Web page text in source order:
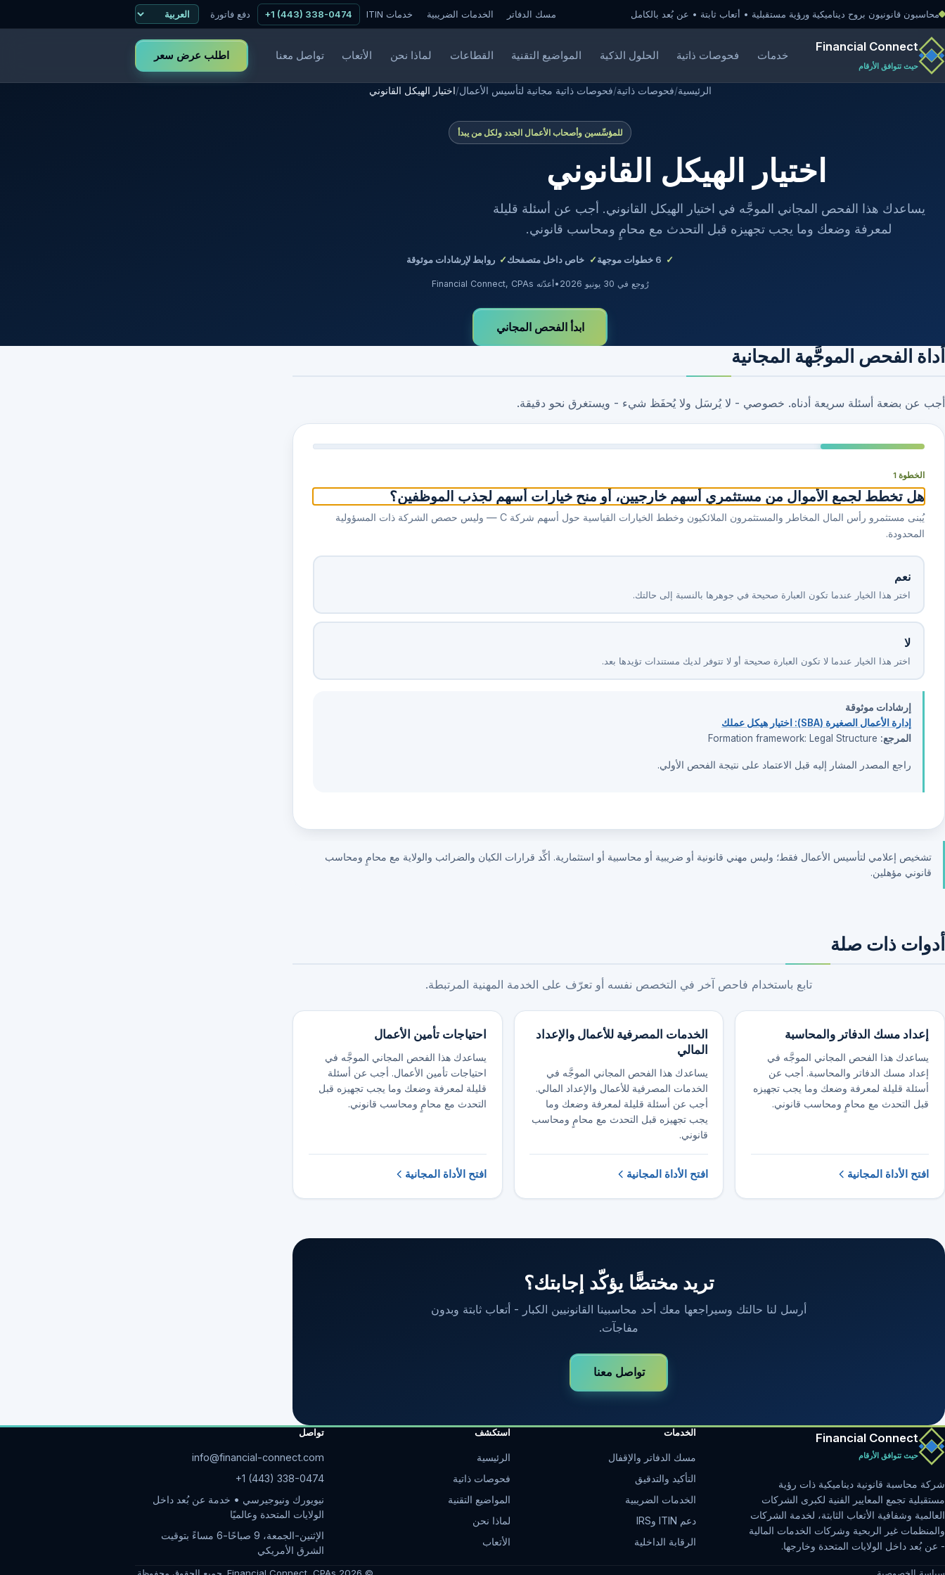
محاسبون قانونيون بروح ديناميكية ورؤية مستقبلية • أتعاب ثابتة • عن بُعد بالكامل مسك الدفاتر الخدمات الضريبية خدمات ITIN +1 (443) 338-0474 دفع فاتورة
Financial Connect
حيث تتوافق الأرقام
خدمات فحوصات ذاتية الحلول الذكية المواضيع التقنية القطاعات لماذا نحن الأتعاب تواصل معنا اطلب عرض سعر
الرئيسية/فحوصات ذاتية/فحوصات ذاتية مجانية لتأسيس الأعمال/اختيار الهيكل القانوني
للمؤسِّسين وأصحاب الأعمال الجدد ولكل من يبدأ
اختيار الهيكل القانوني
يساعدك هذا الفحص المجاني الموجَّه في اختيار الهيكل القانوني. أجب عن أسئلة قليلة
لمعرفة وضعك وما يجب تجهيزه قبل التحدث مع محامٍ ومحاسب قانوني.
6 خطوات موجهة خاص داخل متصفحك روابط لإرشادات موثوقة
رُوجع في 30 يونيو 2026 •أعدّته Financial Connect, CPAs
ابدأ الفحص المجاني
أداة الفحص الموجَّهة المجانية
أجب عن بضعة أسئلة سريعة أدناه. خصوصي - لا يُرسَل ولا يُحفَظ شيء - ويستغرق نحو دقيقة.
الخطوة 1
هل تخطط لجمع الأموال من مستثمري أسهم خارجيين، أو منح خيارات أسهم لجذب الموظفين؟
يُبنى مستثمرو رأس المال المخاطر والمستثمرون الملائكيون وخطط الخيارات القياسية حول أسهم شركة C — وليس حصص الشركة ذات المسؤولية
المحدودة.
نعم
اختر هذا الخيار عندما تكون العبارة صحيحة في جوهرها بالنسبة إلى حالتك.
لا
اختر هذا الخيار عندما لا تكون العبارة صحيحة أو لا تتوفر لديك مستندات تؤيدها بعد.
إرشادات موثوقة
إدارة الأعمال الصغيرة (SBA): اختيار هيكل عملك
المرجع:
راجع المصدر المشار إليه قبل الاعتماد على نتيجة الفحص الأولي.
تشخيص إعلامي لتأسيس الأعمال فقط؛ وليس مهني قانونية أو ضريبية أو محاسبية أو استثمارية. أكِّد قرارات الكيان والضرائب والولاية مع محامٍ ومحاسب
قانوني مؤهلين.
أدوات ذات صلة
تابع باستخدام فاحص آخر في التخصص نفسه أو تعرّف على الخدمة المهنية المرتبطة.
إعداد مسك الدفاتر والمحاسبة
يساعدك هذا الفحص المجاني الموجَّه في
إعداد مسك الدفاتر والمحاسبة. أجب عن
أسئلة قليلة لمعرفة وضعك وما يجب تجهيزه
قبل التحدث مع محامٍ ومحاسب قانوني.
افتح الأداة المجانية
الخدمات المصرفية للأعمال والإعداد
المالي
يساعدك هذا الفحص المجاني الموجَّه في
الخدمات المصرفية للأعمال والإعداد المالي.
أجب عن أسئلة قليلة لمعرفة وضعك وما
يجب تجهيزه قبل التحدث مع محامٍ ومحاسب
قانوني.
افتح الأداة المجانية
احتياجات تأمين الأعمال
يساعدك هذا الفحص المجاني الموجَّه في
احتياجات تأمين الأعمال. أجب عن أسئلة
قليلة لمعرفة وضعك وما يجب تجهيزه قبل
التحدث مع محامٍ ومحاسب قانوني.
افتح الأداة المجانية
تريد مختصًّا يؤكّد إجابتك؟
أرسل لنا حالتك وسيراجعها معك أحد محاسبينا القانونيين الكبار - أتعاب ثابتة وبدون
مفاجآت.
تواصل معنا
Financial Connect
حيث تتوافق الأرقام
شركة محاسبة قانونية ديناميكية ذات رؤية
مستقبلية تجمع المعايير الفنية لكبرى الشركات
العالمية وشفافية الأتعاب الثابتة، لخدمة الشركات
والمنظمات غير الربحية وشركات الخدمات المالية
- عن بُعد داخل الولايات المتحدة وخارجها.
الخدمات
مسك الدفاتر والإقفال
التأكيد والتدقيق
الخدمات الضريبية
دعم ITIN وIRS
الرقابة الداخلية
استكشف
الرئيسية
فحوصات ذاتية
المواضيع التقنية
لماذا نحن
الأتعاب
تواصل
info@financial-connect.com
+1 (443) 338-0474
نيويورك ونيوجيرسي • خدمة عن بُعد داخل
الولايات المتحدة وعالميًا
الإثنين-الجمعة، 9 صباحًا-6 مساءً بتوقيت
الشرق الأمريكي
سياسة الخصوصية ©
2026
Financial Connect, CPAs جميع الحقوق محفوظة.